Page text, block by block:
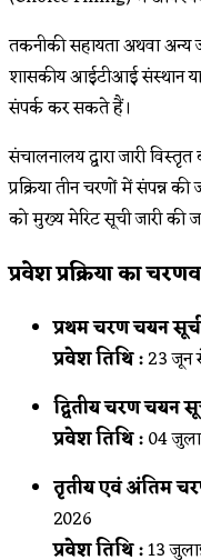
तकनीकी सहायता अथवा अन्य
शासकीय आईटीआई संस्थान
संपर्क कर सकते हैं।
संचालनालय द्वारा जारी
प्रक्रिया तीन चरणों में संपन्न
को मुख्य मेरिट सूची जारी की
प्रवेश प्रक्रिया का
प्रथम चरण चयन
प्रवेश तिथि :23 जून
द्वितीय चरण चयन
प्रवेश तिथि :04
तृतीय एवं अंतिम
2026
प्रवेश तिथि :13